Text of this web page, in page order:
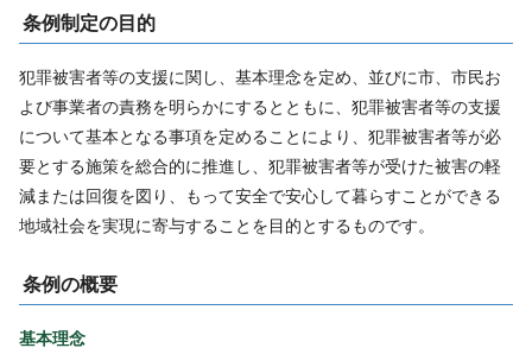
条例制定の目的
犯罪被害者等の支援に関し、基本理念を定め、並びに市、市民お
よび事業者の責務を明らかにするとともに、犯罪被害者等の支援
について基本となる事項を定めることにより、犯罪被害者等が必
要とする施策を総合的に推進し、犯罪被害者等が受けた被害の軽
減または回復を図り、もって安全で安心して暮らすことができる
地域社会を実現に寄与することを目的とするものです。
条例の概要
基本理念